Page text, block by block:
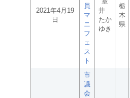
2021年4月19
日
員
マ
ニ
フ
ェ
ス
ト
井
たか
ゆき
栃
木
県
市
議
会